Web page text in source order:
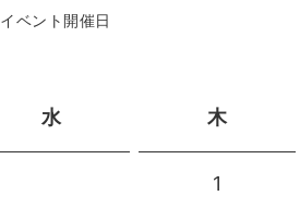
イベント開催日
水 木
1